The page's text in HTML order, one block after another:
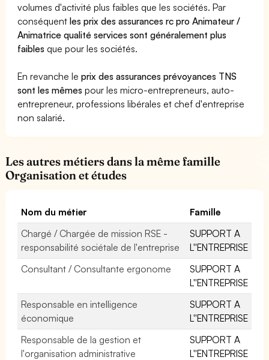
volumes d'activité plus faibles que les sociétés. Par
conséquentles prix des assurances rc pro Animateur /
Animatrice qualité services sont généralement plus
faibles que pour les sociétés.
En revanche leprix des assurances prévoyances TNS
sont les mêmes pour les micro-entrepreneurs, auto-
entrepreneur, professions libérales et chef d'entreprise
non salarié.
Les autres métiers dans la même famille
Organisation et études
Nom du métier
Famille
Chargé / Chargée de mission RSE -
responsabilité sociétale de l'entreprise
SUPPORT A
L''ENTREPRISE
Consultant / Consultante ergonome
SUPPORT A
L''ENTREPRISE
Responsable en intelligence
économique
SUPPORT A
L''ENTREPRISE
Responsable de la gestion et
l'organisation administrative
SUPPORT A
L''ENTREPRISE